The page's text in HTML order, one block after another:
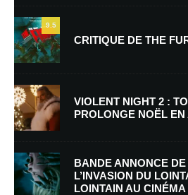
Nom*
E-mail
Enregistrer mon nom, mon e-mail et
9.5
CRITIQUE DE THE
VIOLENT NIGHT 2 :
PROLONGE NOËL EN
BANDE ANNONCE
L’INVASION DU
LOINTAIN AU CINÉMA